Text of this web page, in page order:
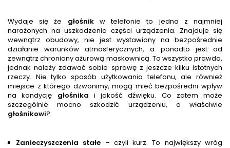
Wydaje się że głośnikw telefonie to jedna z najmniej
narażonych na uszkodzenia części urządzenia. Znajduje się
wewnątrz obudowy, nie jest wystawiony na bezpośrednie
działanie warunków atmosferycznych, a ponadto jest od
zewnątrz chroniony ażurową maskownicą. To wszystko prawda,
jednak należy zdawać sobie sprawę z jeszcze kilku istotnych
rzeczy. Nie tylko sposób użytkowania telefonu, ale również
miejsce z którego dzwonimy, mogą mieć bezpośredni wpływ
na kondycję głośnika i jakość dźwięku. Co zatem może
szczególnie mocno szkodzić urządzeniu, a właściwie
głośnikowi?
Zanieczyszczenia stałe – czyli kurz. To największy wróg